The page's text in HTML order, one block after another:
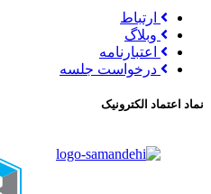
ارتباط
وبلاگ
اعتبارنامه
درخواست جلسه
نماد اعتماد الکترونیک